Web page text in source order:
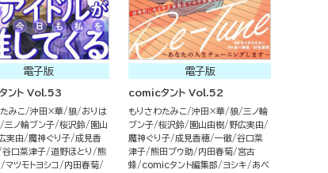
電子版
ント Vol.53
みこ 沖田×華 狼
おりは
三ノ輪ブン子 桜沢鈴
園山
実由 魔神ぐり子 成見香
谷口菜津子 道野ほとり
熊
マツモトヨシコ
内田春菊
電子版
comicタント Vol.52
もりさわたみこ 沖田×華 狼 三ノ輪
ブン子 桜沢鈴 園山由樹
野広実由
魔神ぐり子 成見香穂 一徹 谷口菜
津子 熊田プウ助 内田春菊
宮古
蜂
comicタント編集部 ヨシキ
あべ